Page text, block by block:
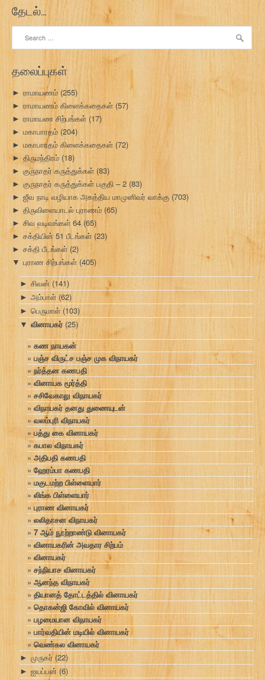
s
n
a
v
i
g
a
t
i
o
n
தேடல்…
தலைப்புகள்
► ராமாயணம் (255)
► ராமாயணம் கிளைக்கதைகள் (57)
► ராமாயண சிற்பங்கள் (17)
► மகாபாரதம் (204)
► மகாபாரதம் கிளைக்கதைகள் (72)
► திருமந்திரம் (18)
► குருநாதர் கருத்துக்கள் (83)
► குருநாதர் கருத்துக்கள் பகுதி – 2 (83)
► ஜீவ நாடி வழியாக அகத்திய மாமுனிவர் வாக்கு (703)
► திருவிளையாடல் புராணம் (65)
► சிவ வடிவங்கள் 64 (65)
► சக்தியின் 51 பீடங்கள் (23)
► சக்தி பீடங்கள் (2)
▼ புராண சிற்பங்கள் (405)
► சிவன் (141)
► அம்பாள்(62)
► பெருமாள் (103)
▼ வினாயகர் (25)
கண நாயகன்
பஞ்ச விருட்ச பஞ்ச முக விநாயகர்
நர்த்தன கணபதி
வினாயக மூர்த்தி
சசிவேகாலு விநாயகர்
விநாயகர் தனது துணையுடன்
வலம்புரி விநாயகர்
பத்து கை வினாயகர்
கபால விநாயகர்
அதிபதி கணபதி
ஹேரம்பா கணபதி
மகுடமற்ற பிள்ளையார்
லிங்க பிள்ளையார்
புராண வினாயகர்
லலிதாசன விநாயகர்
7 ஆம் நூற்றாண்டு வினாயகர்
வினாயகரின் அவதார சிற்பம்
வினாயகர்
சந்நியாச வினாயகர்
ஆனந்த விநாயகர்
தியானத் தோட்டத்தில் வினாயகர்
தொகன்ஜி கோவில் வினாயகர்
பழமையான விநாயகர்
பார்வதியின் மடியில் வினாயகர்
வெண்கல வினாயகர்
► முருகர்(22)
► ஐயப்பன் (6)